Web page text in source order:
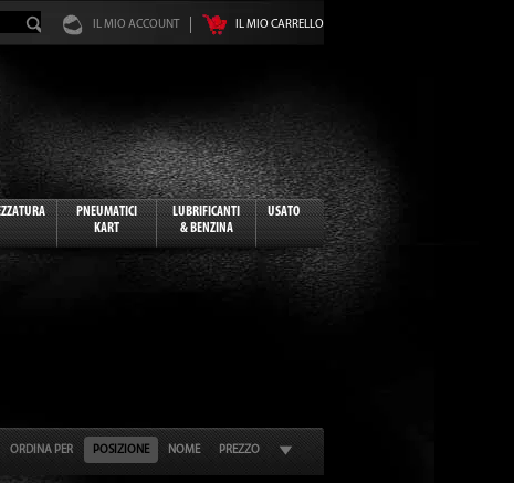
IL MIO ACCOUNT IL MIO CARRELLO
PNEUMATICI
KART
LUBRIFICANTI
& BENZINA
USATO
ORDINA PER POSIZIONE NOME PREZZO